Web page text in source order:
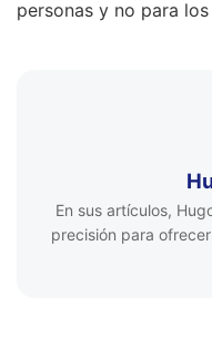
personas y no para
En sus artículos,
precisión para